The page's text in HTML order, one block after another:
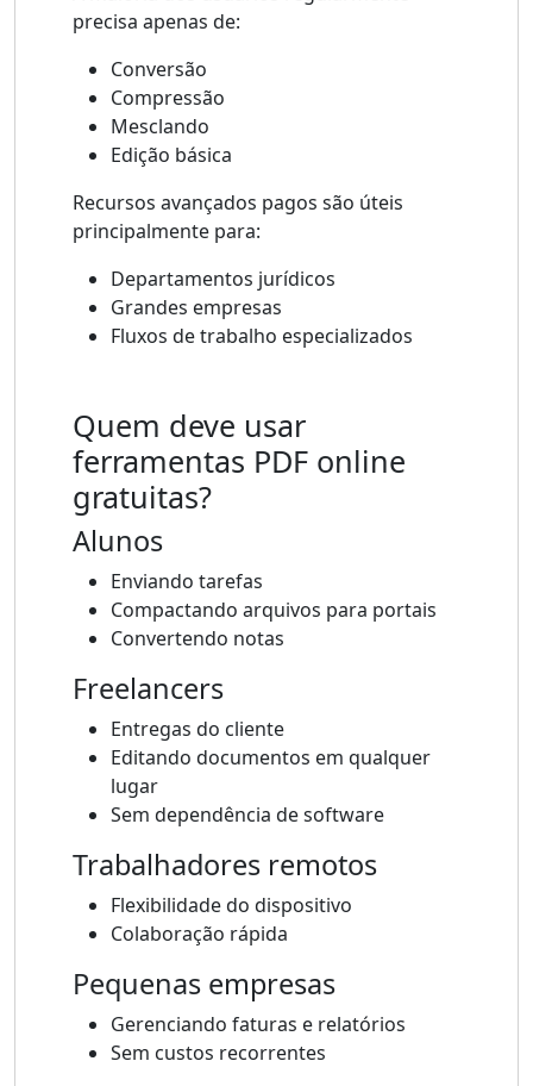
precisa apenas de:
Conversão
Compressão
Mesclando
Edição básica
Recursos avançados pagos são úteis
principalmente para:
Departamentos jurídicos
Grandes empresas
Fluxos de trabalho especializados
Quem deve usar
ferramentas PDF online
gratuitas?
Alunos
Enviando tarefas
Compactando arquivos para portais
Convertendo notas
Freelancers
Entregas do cliente
Editando documentos em qualquer
lugar
Sem dependência de software
Trabalhadores remotos
Flexibilidade do dispositivo
Colaboração rápida
Pequenas empresas
Gerenciando faturas e relatórios
Sem custos recorrentes